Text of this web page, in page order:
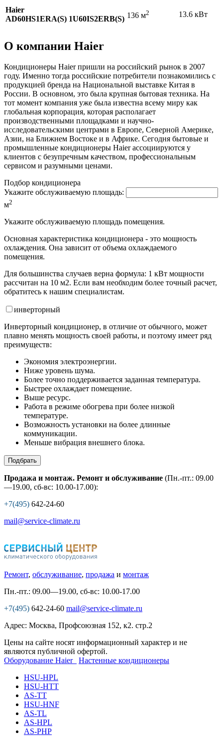
Haier
AD60HS1ERA(S) 1U60IS2ERB(S) 136 м2 13.6 кВт
О компании Haier
Кондиционеры Haier пришли на российский рынок в 2007
году. Именно тогда российские потребители познакомились с
продукцией бренда на Национальной выставке Китая в
России. В основном, это была крупная бытовая техника. На
тот момент компания уже была известна всему миру как
глобальная корпорация, которая располагает
производственными площадками и научно-
исследовательскими центрами в Европе, Северной Америке,
Азии, на Ближнем Востоке и в Африке. Сегодня бытовые и
промышленные кондиционеры Haier ассоциируются у
клиентов с безупречным качеством, профессиональным
сервисом и разумными ценами.
Подбор кондиционера
Укажите обслуживаемую площадь:
м2
Укажите обслуживаемую площадь помещения.
Основная характеристика кондиционера - это мощность
охлаждения. Она зависит от объема охлаждаемого
помещения.
Для большинства случаев верна формула: 1 кВт мощности
рассчитан на 10 м2. Если вам необходим более точный расчет,
обратитесь к нашим специалистам.
инверторный
Инверторный кондиционер, в отличие от обычного, может
плавно менять мощность своей работы, и поэтому имеет ряд
преимуществ:
Экономия электроэнергии.
Ниже уровень шума.
Более точно поддерживается заданная температура.
Быстрее охлаждает помещение.
Выше ресурс.
Работа в режиме обогрева при более низкой
температуре.
Возможность установки на более длинные
коммуникации.
Меньше вибрация внешнего блока.
Подбрать
Продажа и монтаж. Ремонт и обслуживание (Пн.-пт.: 09.00
—19.00, сб-вс: 10.00-17.00):
+7(495) 642-24-60
mail@service-climate.ru
Ремонт, обслуживание, продажа и монтаж
Пн.-пт.: 09.00—19.00, сб-вс: 10.00-17.00
+7(495) 642-24-60 mail@service-climate.ru
Адрес: Москва, Профсоюзная 152, к2. стр.2
Цены на сайте носят информационный характер и не
являются публичной офертой.
Оборудование Haier
Настенные кондиционеры
HSU-HPL
HSU-HTT
AS-TT
HSU-HNF
AS-TL
AS-HPL
AS-PHP